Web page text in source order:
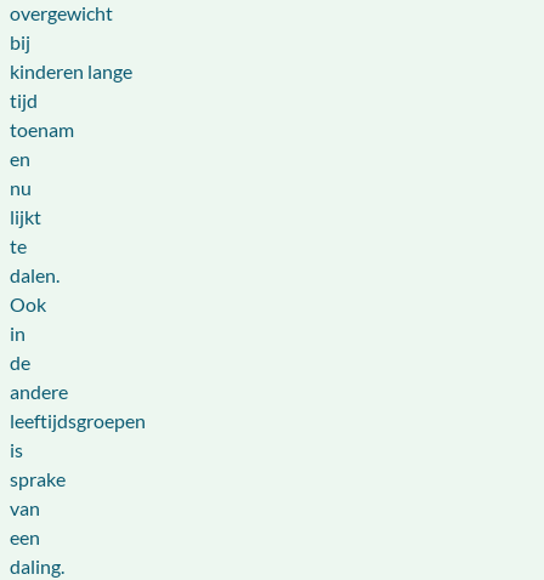
overgewicht
bij
kinderen lange
tijd
toenam
en
nu
lijkt
te
dalen.
Ook
in
de
andere
leeftijdsgroepen
is
sprake
van
een
daling.